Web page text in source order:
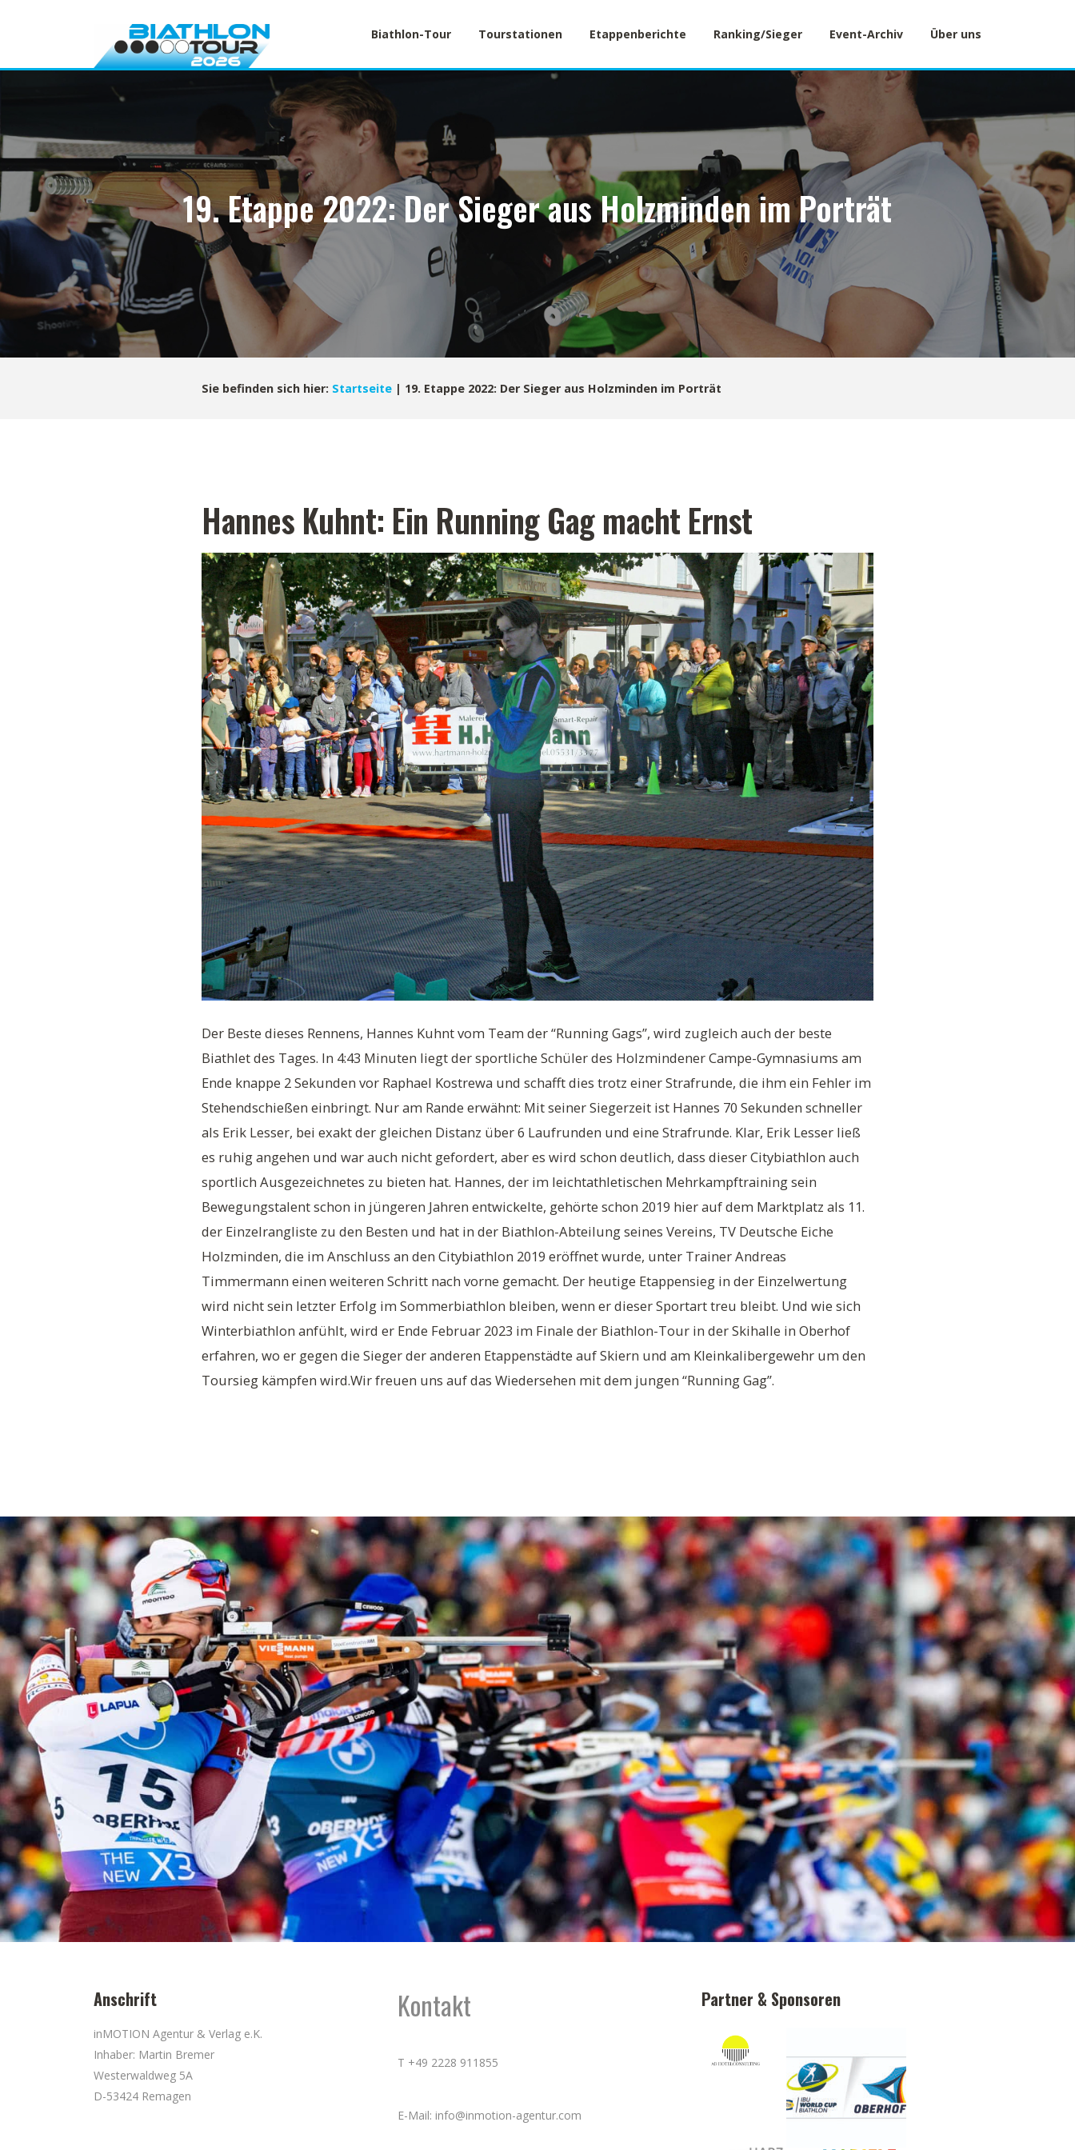
Biathlon-Tour Tourstationen Etappenberichte Ranking/Sieger Event-Archiv Über uns
19. Etappe 2022: Der Sieger aus Holzminden im Porträt
Sie befinden sich hier: Startseite | 19. Etappe 2022: Der Sieger aus Holzminden im Porträt
Hannes Kuhnt: Ein Running Gag macht Ernst
Der Beste dieses Rennens, Hannes Kuhnt vom Team der “Running Gags”, wird zugleich auch der beste
Biathlet des Tages. In 4:43 Minuten liegt der sportliche Schüler des Holzmindener Campe-Gymnasiums am
Ende knappe 2 Sekunden vor Raphael Kostrewa und schafft dies trotz einer Strafrunde, die ihm ein Fehler im
Stehendschießen einbringt. Nur am Rande erwähnt: Mit seiner Siegerzeit ist Hannes 70 Sekunden schneller
als Erik Lesser, bei exakt der gleichen Distanz über 6 Laufrunden und eine Strafrunde. Klar, Erik Lesser ließ
es ruhig angehen und war auch nicht gefordert, aber es wird schon deutlich, dass dieser Citybiathlon auch
sportlich Ausgezeichnetes zu bieten hat. Hannes, der im leichtathletischen Mehrkampftraining sein
Bewegungstalent schon in jüngeren Jahren entwickelte, gehörte schon 2019 hier auf dem Marktplatz als 11.
der Einzelrangliste zu den Besten und hat in der Biathlon-Abteilung seines Vereins, TV Deutsche Eiche
Holzminden, die im Anschluss an den Citybiathlon 2019 eröffnet wurde, unter Trainer Andreas
Timmermann einen weiteren Schritt nach vorne gemacht. Der heutige Etappensieg in der Einzelwertung
wird nicht sein letzter Erfolg im Sommerbiathlon bleiben, wenn er dieser Sportart treu bleibt. Und wie sich
Winterbiathlon anfühlt, wird er Ende Februar 2023 im Finale der Biathlon-Tour in der Skihalle in Oberhof
erfahren, wo er gegen die Sieger der anderen Etappenstädte auf Skiern und am Kleinkalibergewehr um den
Toursieg kämpfen wird.Wir freuen uns auf das Wiedersehen mit dem jungen “Running Gag”.
Anschrift
inMOTION Agentur & Verlag e.K.
Inhaber: Martin Bremer
Westerwaldweg 5A
D-53424 Remagen
Kontakt
T +49 2228 911855
E-Mail: info@inmotion-agentur.com
Partner & Sponsoren